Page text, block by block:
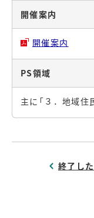
開催案内
開催案内
PS領域
主に「３．地域住
終了し